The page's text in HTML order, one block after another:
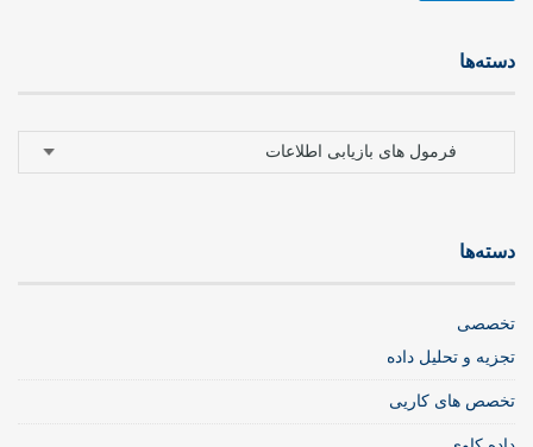
دسته‌ها
دسته‌ها
تخصصی
تجزیه و تحلیل داده
تخصص های کاریی